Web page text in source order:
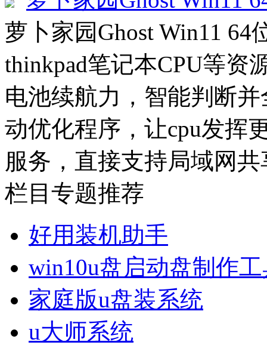
萝卜家园Ghost Win11 64
thinkpad笔记本CPU等资
电池续航力，智能判断
动优化程序，让cpu发挥
服务，直接支持局域网
栏目专题推荐
好用装机助手
win10u盘启动盘制作
家庭版u盘装系统
u大师系统